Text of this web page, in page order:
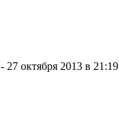
- 27 октября 2013 в 21:19